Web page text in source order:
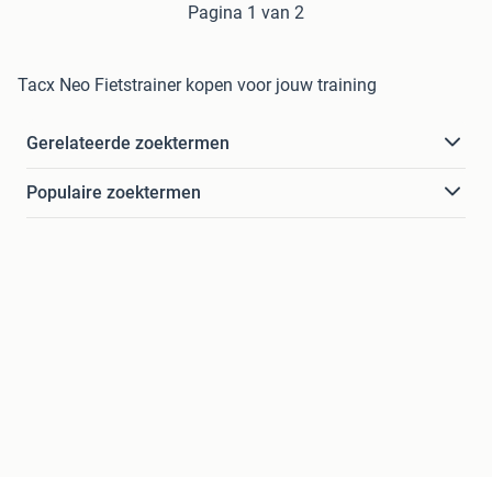
Pagina 1 van 2
Tacx Neo Fietstrainer kopen voor jouw training
Gerelateerde zoektermen
Populaire zoektermen